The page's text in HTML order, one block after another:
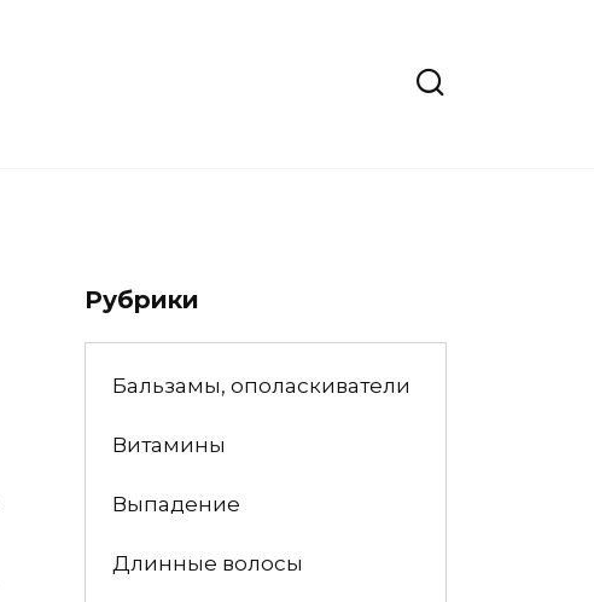
Рубрики
Бальзамы, ополаскиватели
Витамины
Выпадение
Длинные волосы